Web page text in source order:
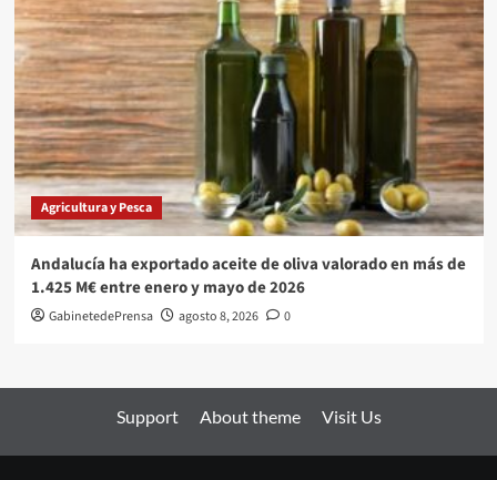
Agricultura y Pesca
Andalucía ha exportado aceite de oliva valorado en más de
1.425 M€ entre enero y mayo de 2026
GabinetedePrensa agosto 8, 2026 0
Support About theme Visit Us